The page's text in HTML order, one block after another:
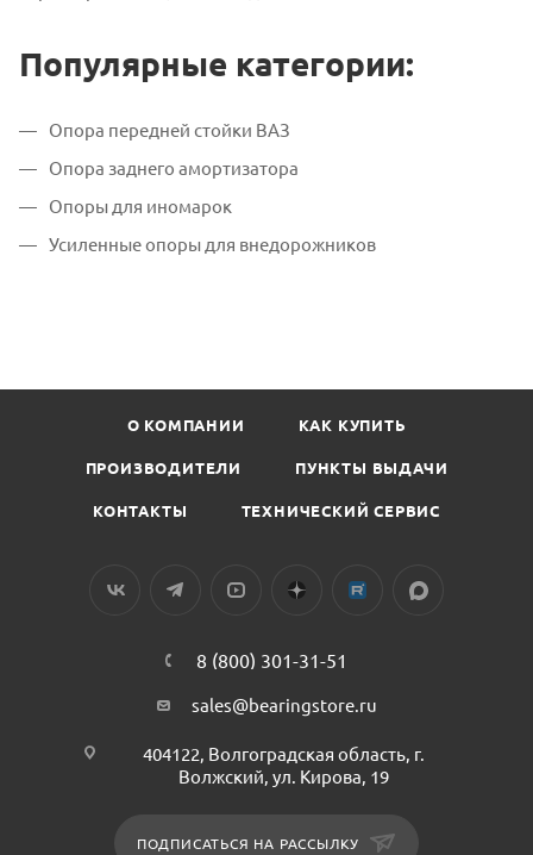
Популярные категории:
Опора передней стойки ВАЗ
Опора заднего амортизатора
Опоры для иномарок
Усиленные опоры для внедорожников
О КОМПАНИИ КАК КУПИТЬ
ПРОИЗВОДИТЕЛИ ПУНКТЫ ВЫДАЧИ
КОНТАКТЫ ТЕХНИЧЕСКИЙ СЕРВИС
8 (800) 301-31-51
sales@bearingstore.ru
404122, Волгоградская область, г.
Волжский, ул. Кирова, 19
ПОДПИСАТЬСЯ НА РАССЫЛКУ